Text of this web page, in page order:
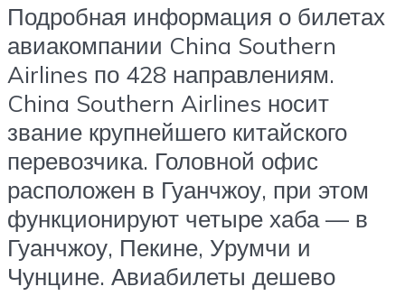
Подробная информация о билетах
авиакомпании China Southern
Airlines по 428 направлениям.
China Southern Airlines носит
звание крупнейшего китайского
перевозчика. Головной офис
расположен в Гуанчжоу, при этом
функционируют четыре хаба — в
Гуанчжоу, Пекине, Урумчи и
Чунцине. Авиабилеты дешево